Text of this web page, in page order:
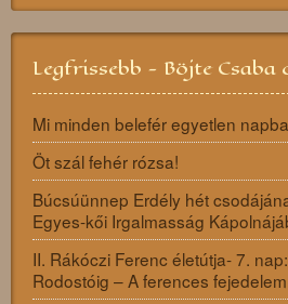
Legfrissebb - Böjte Csaba
Mi minden belefér egyetlen
Öt szál fehér rózsa!
Búcsúünnep Erdély hét
Egyes-kői Irgalmasság
II. Rákóczi Ferenc életútja- 7.
Rodostóig – A ferences fejedelem